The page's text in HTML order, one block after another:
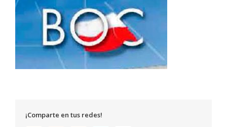
¡Comparte en tus redes!